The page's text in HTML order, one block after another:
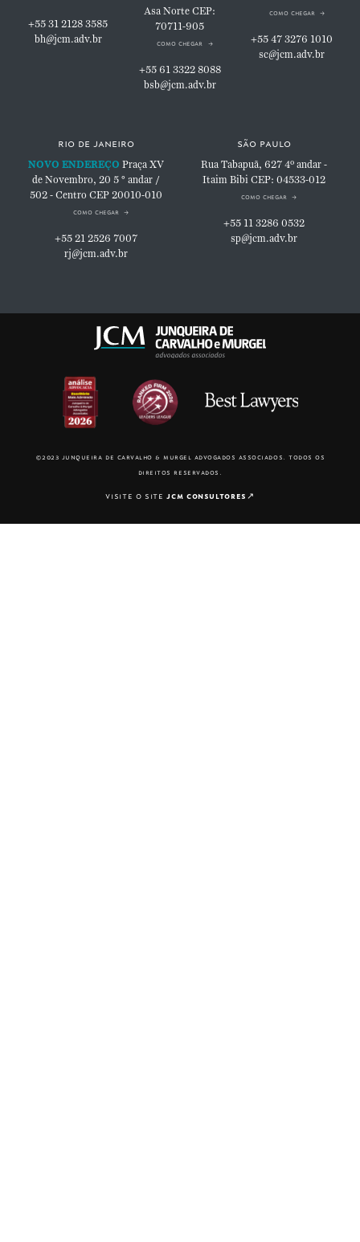
+55 31 2128 3585
bh@jcm.adv.br
Asa NorteCEP:
70711-905
como chegar
+55 61 3322 8088
bsb@jcm.adv.br
como chegar
+55 47 3276 1010
sc@jcm.adv.br
rio de janeiro
NOVO ENDEREÇO Praça XV
de Novembro, 20 5 ° andar /
502 - Centro CEP 20010-010
como chegar
+55 21 2526 7007
rj@jcm.adv.br
são paulo
Rua Tabapuã, 6274º andar -
Itaim BibiCEP: 04533-012
como chegar
+55 11 3286 0532
sp@jcm.adv.br
©2023 junqueira de carvalho & murgel advogados associados. todos os
direitos reservados.
visite o sitejcm consultores↗